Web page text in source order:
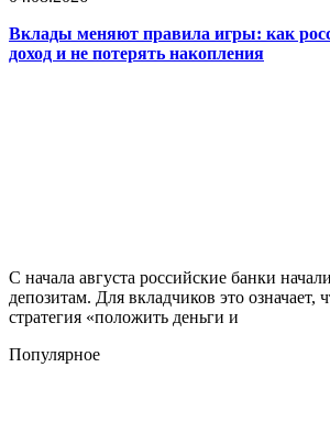
Вклады меняют правила игры: как
доход и не потерять накопления
С начала августа российские банки
депозитам. Для вкладчиков это означает,
стратегия «положить деньги и
Популярное